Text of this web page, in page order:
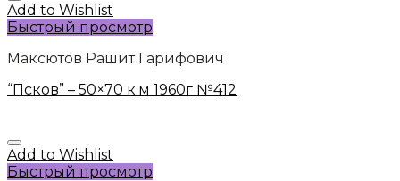
Add to Wishlist
Быстрый просмотр
Максютов Рашит Гарифович
“Псков” – 50×70 к.м 1960г №412
Add to Wishlist
Быстрый просмотр